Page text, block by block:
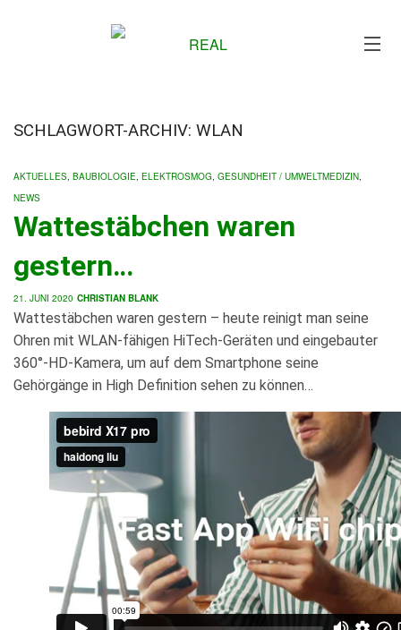
SCHLAGWORT-ARCHIV: WLAN
AKTUELLES, BAUBIOLOGIE, ELEKTROSMOG, GESUNDHEIT / UMWELTMEDIZIN,
NEWS
Wattestäbchen waren
gestern…
21. JUNI 2020 CHRISTIAN BLANK
Wattestäbchen waren gestern – heute reinigt man seine
Ohren mit WLAN-fähigen HiTech-Geräten und eingebauter
360°-HD-Kamera, um auf dem Smartphone seine
Gehörgänge in High Definition sehen zu können…